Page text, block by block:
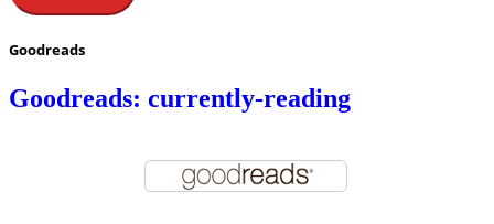
Goodreads
Goodreads: currently-reading